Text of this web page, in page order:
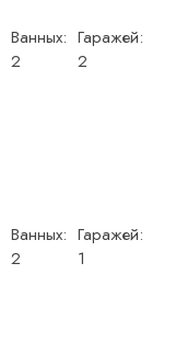
Ванных:
2
Гаражей:
2
Ванных:
2
Гаражей:
1